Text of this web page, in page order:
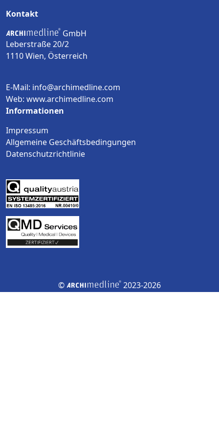
Kontakt
GmbH
Leberstraße 20/2
1110 Wien, Österreich
E-Mail: info@archimedline.com
Web: www.archimedline.com
Informationen
Impressum
Allgemeine Geschäftsbedingungen
Datenschutzrichtlinie
© 2023-2026